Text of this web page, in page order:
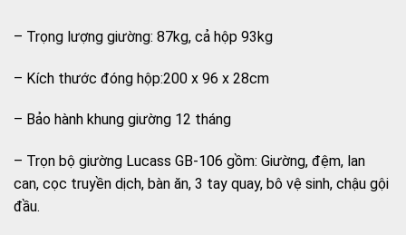
– Trọng lượng giường: 87kg, cả hộp 93kg
– Kích thước đóng hộp:200 x 96 x 28cm
– Bảo hành khung giường 12 tháng
– Trọn bộ giường Lucass GB-106 gồm: Giường, đệm, lan
can, cọc truyền dịch, bàn ăn, 3 tay quay, bô vệ sinh, chậu gội
đầu.